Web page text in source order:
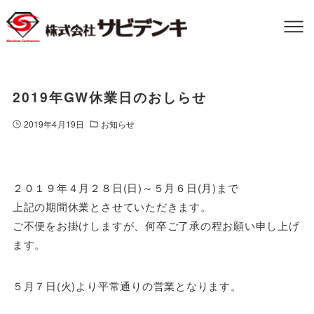
2019年GW休業日のおしらせ
2019年4月19日 お知らせ
２０１９年４月２８日(日)～５月６日(月)まで
上記の期間休業とさせていただきます。
ご不便をお掛けしますが、何卒ご了承の程お願い申し上げ
ます。
５月７日(火)より平常通りの営業となります。